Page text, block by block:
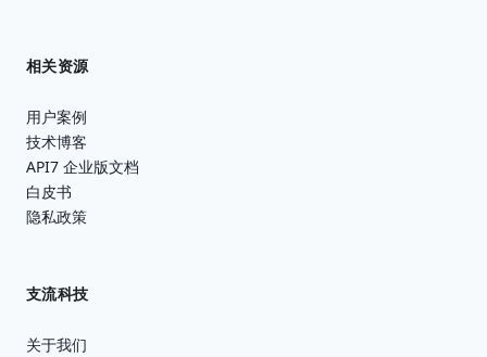
相关资源
用户案例
技术博客
API7 企业版文档
白皮书
隐私政策
支流科技
关于我们